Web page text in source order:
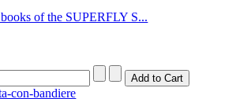
books of the SUPERFLY S...